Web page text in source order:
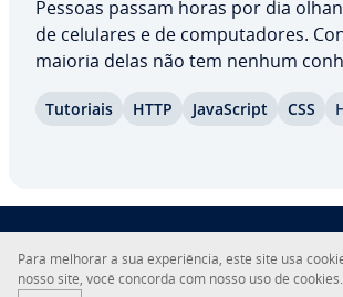
Pessoas passam horas por dia
de celulares e de com­pu­ta­do­res.
maioria delas não tem nenhum
afetam a vida cotidiana. Se você faz
Tutoriais HTTP Ja­vaS­cript CSS
Sobre a IONOS
Para melhorar a sua ex­pe­ri­ên­cia, este site usa
nosso site, você concorda com nosso uso de cookies.